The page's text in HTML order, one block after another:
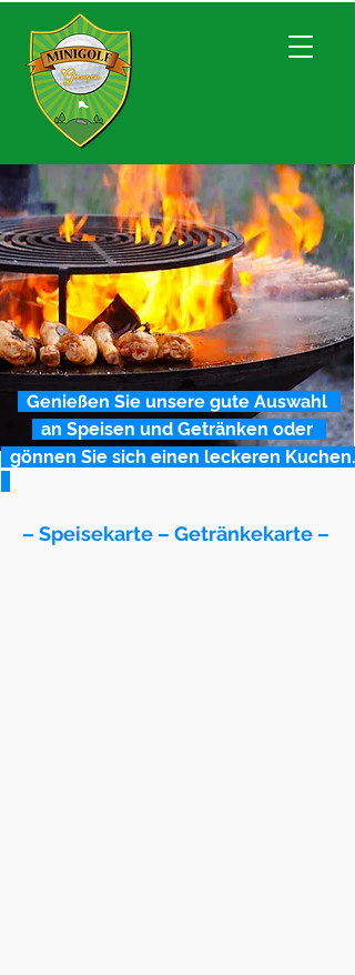
Genießen Sie unsere gute Auswahl
an Speisen und Getränken oder
gönnen Sie sich einen leckeren Kuchen.
– Speisekarte – Getränkekarte –